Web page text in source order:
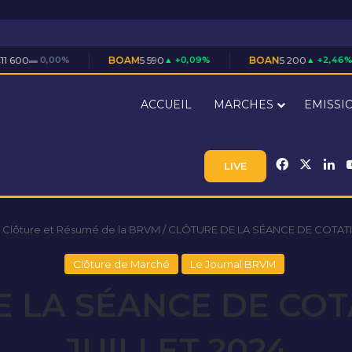
BOAM5 590 ▲ +0,09% BOAN5 200 ▲ +2,46% BOAS
ACCUEIL MARCHES
LIVE Facebook
et Résumé de la BRVM / CLÔTURE DE LA SÉANCE DE
Clôture de Marché Le Journal BRVM